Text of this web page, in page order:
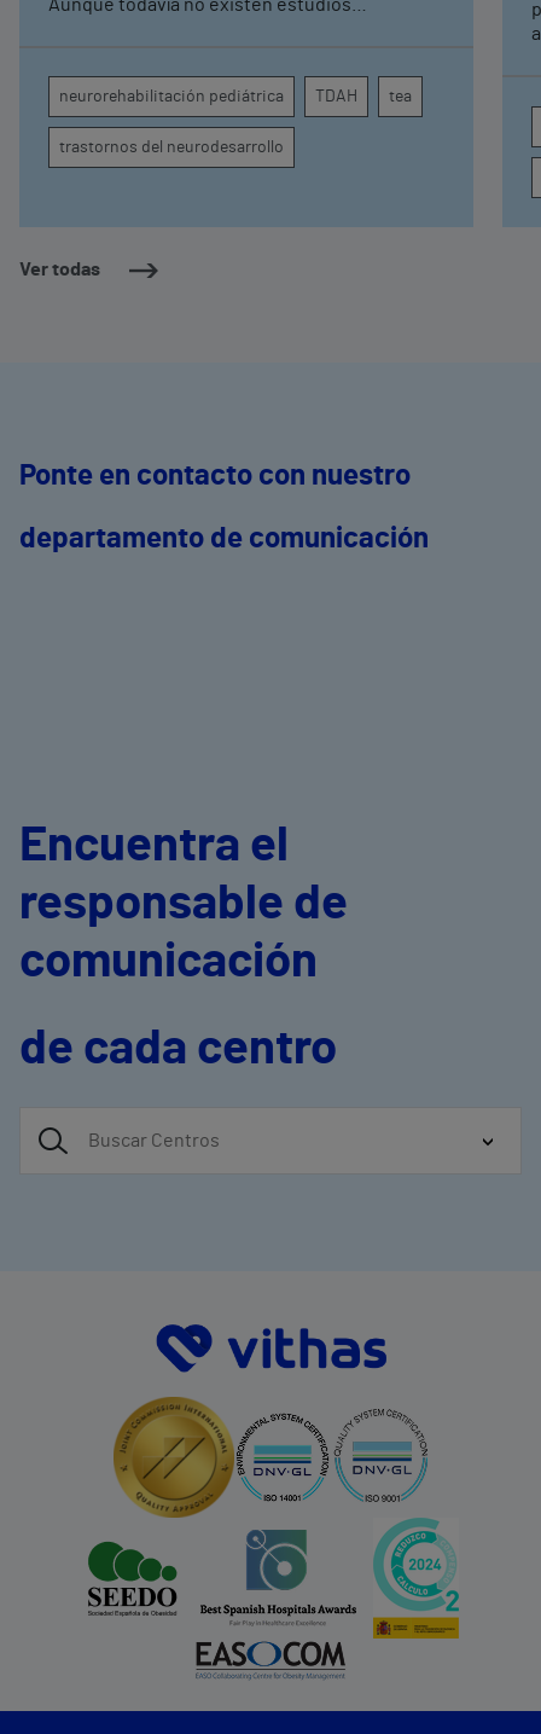
Ver todas
Aunque todavía no existen estudios
atención, la regulación emocional y la
conducta
neurorehabilitación pediátrica TDAH tea
trastornos del neurodesarrollo
Ponte en contacto con nuestro
departamento de comunicación
Encuentra el
responsable de
comunicación
de cada centro